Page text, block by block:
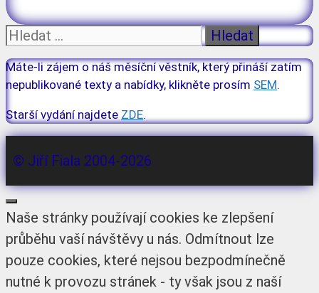
Hledat:
Máte-li zájem o náš měsíční věstník, který přináší zatím
nepublikované texty a nabídky, klikněte prosím SEM.
Starší vydání najdete ZDE.
© Jiří Fiala 2004-2026
Zavřít
Naše stránky používají cookies ke zlepšení
průběhu vaší návštěvy u nás. Odmítnout lze
pouze cookies, které nejsou bezpodmínečně
nutné k provozu stránek - ty však jsou z naší